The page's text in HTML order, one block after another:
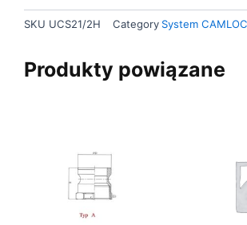
SKU UCS21/2H Category System
Produkty powiązane